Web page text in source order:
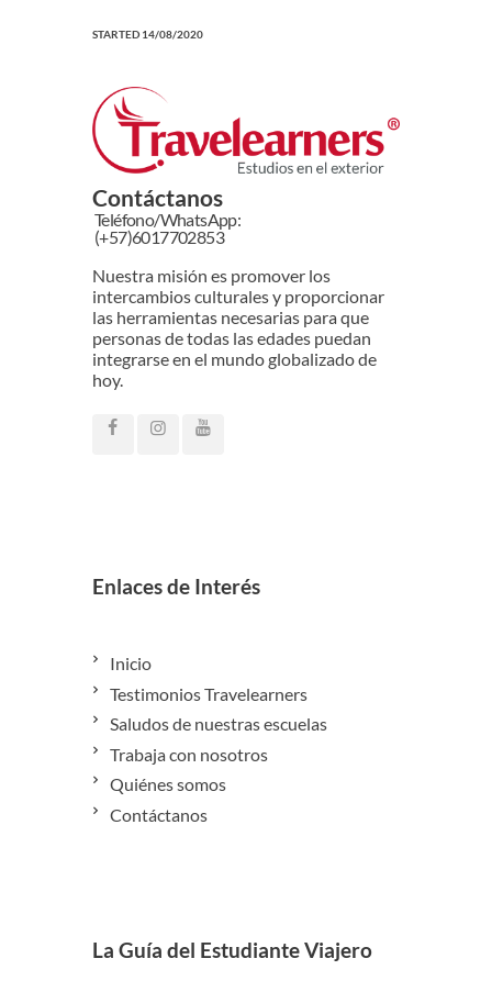
STARTED14/08/2020
Contáctanos
Teléfono/WhatsApp:
(+57)6017702853
Nuestra misión es promover los
intercambios culturales y proporcionar
las herramientas necesarias para que
personas de todas las edades puedan
integrarse en el mundo globalizado de
hoy.
Enlaces de Interés
Inicio
Testimonios Travelearners
Saludos de nuestras escuelas
Trabaja con nosotros
Quiénes somos
Contáctanos
La Guía del Estudiante Viajero